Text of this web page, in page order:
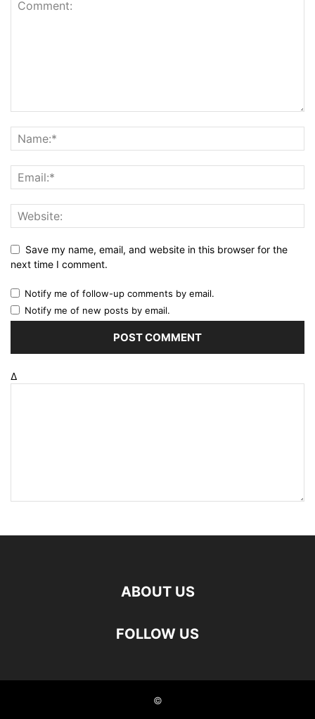
Save my name, email, and website in this browser for the
next time I comment.
Notify me of follow-up comments by email.
Notify me of new posts by email.
Δ
ABOUT US
FOLLOW US
©